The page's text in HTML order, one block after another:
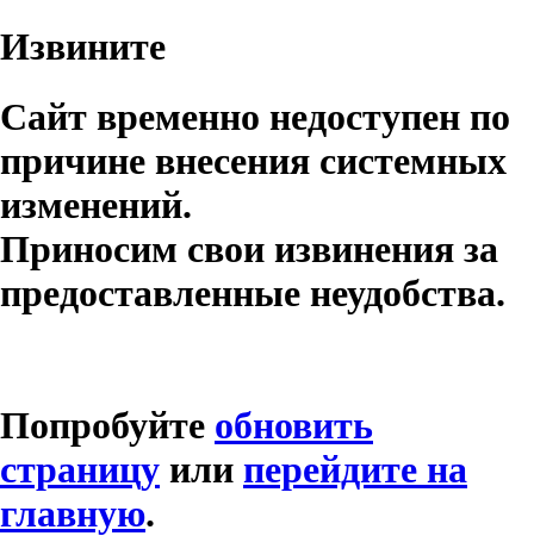
Извините
Сайт временно недоступен по
причине внесения системных
изменений.
Приносим свои извинения за
предоставленные неудобства.
Попробуйте обновить
страницу или перейдите на
главную.